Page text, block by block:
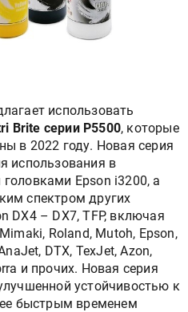
использовать
Brite серии P5500, которые
в 2022 году. Новая серия
использования в
Epson i3200, а
спектром других
DX4 – DX7, TFP, включая
Roland, Mutoh, Epson,
DTX, TexJet, Azon,
и прочих. Новая серия
устойчивостью к
быстрым временем